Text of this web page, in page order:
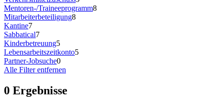
Mentoren-/Traineeprogramm8
Mitarbeiterbeteiligung8
Kantine7
Sabbatical7
Kinderbetreuung5
Lebensarbeitszeitkonto5
Partner-Jobsuche0
Alle Filter entfernen
0 Ergebnisse